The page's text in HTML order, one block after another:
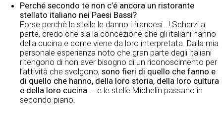
Perché secondo te non c’é ancora un ristorante
stellato italiano nei Paesi Bassi?
Forse perchè le stelle le danno i francesi...! Scherzi a
parte, credo che sia la concezione che gli italiani hanno
della cucina e come viene da loro interpretata. Dalla mia
personale esperienza noto che gran parte degli italiani
ritengono di non aver bisogno di un riconoscimento per
l’attività che svolgono, sono fieri di quello che fanno e
di quello che hanno, della loro storia, della loro cultura
e della loro cucina ... e le stelle Michelin passano in
secondo piano.